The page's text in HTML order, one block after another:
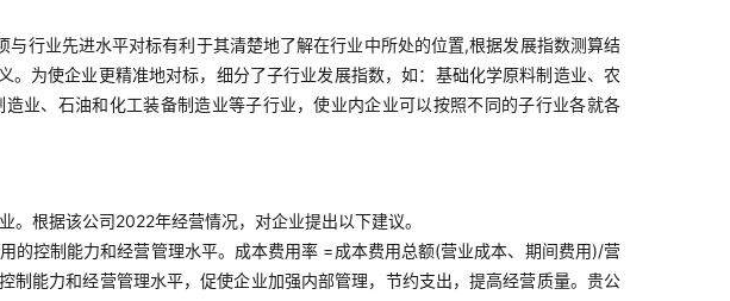
行业先进水平对标有利于其清楚地了解在行业中所处的位置,根据发展指数测算结
为使企业更精准地对标，细分了子行业发展指数，如：基础化学原料制造业、农
业、石油和化工装备制造业等子行业，使业内企业可以按照不同的子行业各就各
根据该公司2022年经营情况，对企业提出以下建议。
的控制能力和经营管理水平。成本费用率 =成本费用总额(营业成本、期间费用)/营
能力和经营管理水平，促使企业加强内部管理，节约支出，提高经营质量。贵公